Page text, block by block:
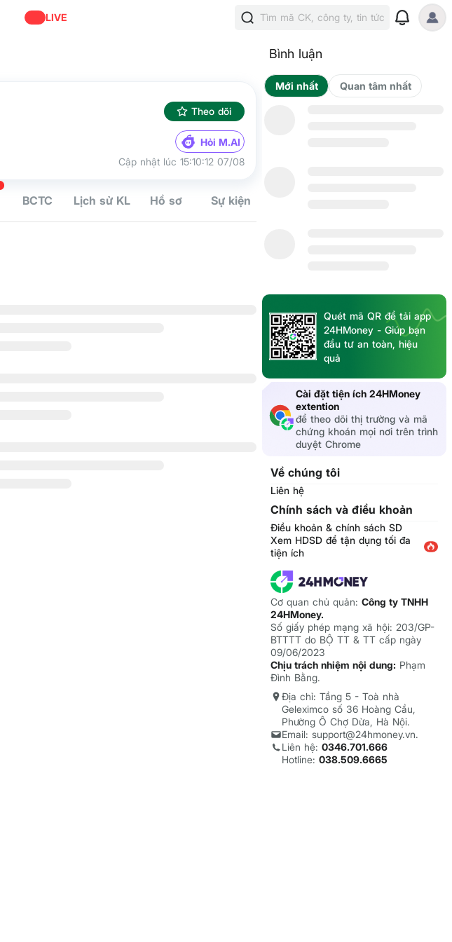
LIVE Tìm mã CK, công ty, tin tức
Theo dõi
Hỏi M.AI
Cập nhật lúc 15:10:12 07/08
BCTC Lịch sử KL Hồ sơ Sự kiện
Bình luận
Mới nhất
Quét mã QR để tải app
24HMoney - Giúp bạn
đầu tư an toàn, hiệu
quả
Cài đặt tiện ích 24HMoney
extention
để theo dõi thị trường và mã
chứng khoán mọi nơi trên trình
duyệt Chrome
Về chúng tôi
Liên hệ
Chính sách và điều khoản
Điều khoản & chính sách SD
Xem HDSD để tận dụng tối đa
tiện ích
Cơ quan chủ quản: Công ty TNHH
24HMoney.
Số giấy phép mạng xã hội: 203/GP-
BTTTT do BỘ TT & TT cấp ngày
09/06/2023
Chịu trách nhiệm nội dung: Phạm
Đình Bằng.
Địa chỉ: Tầng 5 - Toà nhà
Geleximco số 36 Hoàng Cầu,
Phường Ô Chợ Dừa, Hà Nội.
Email: support@24hmoney.vn.
Liên hệ: 0346.701.666
Hotline: 038.509.6665